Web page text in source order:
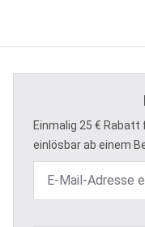
Einmalig 25 €
einlösbar ab einem